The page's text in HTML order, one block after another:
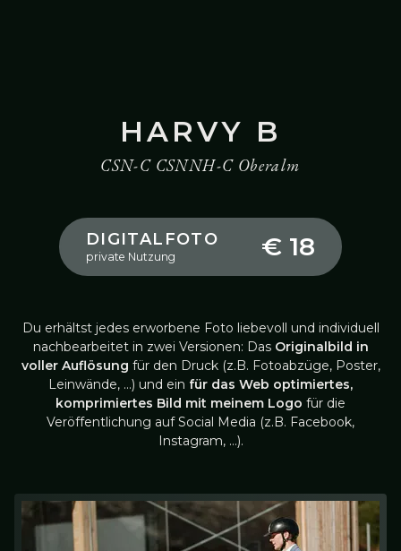
HARVY B
CSN-C CSNNH-C Oberalm
DIGITALFOTO
private Nutzung € 18
Du erhältst jedes erworbene Foto liebevoll und individuell
nachbearbeitet in zwei Versionen: Das Originalbild in
voller Auflösung für den Druck (z.B. Fotoabzüge, Poster,
Leinwände, …) und ein für das Web optimiertes,
komprimiertes Bild mit meinem Logo für die
Veröffentlichung auf Social Media (z.B. Facebook,
Instagram, …).